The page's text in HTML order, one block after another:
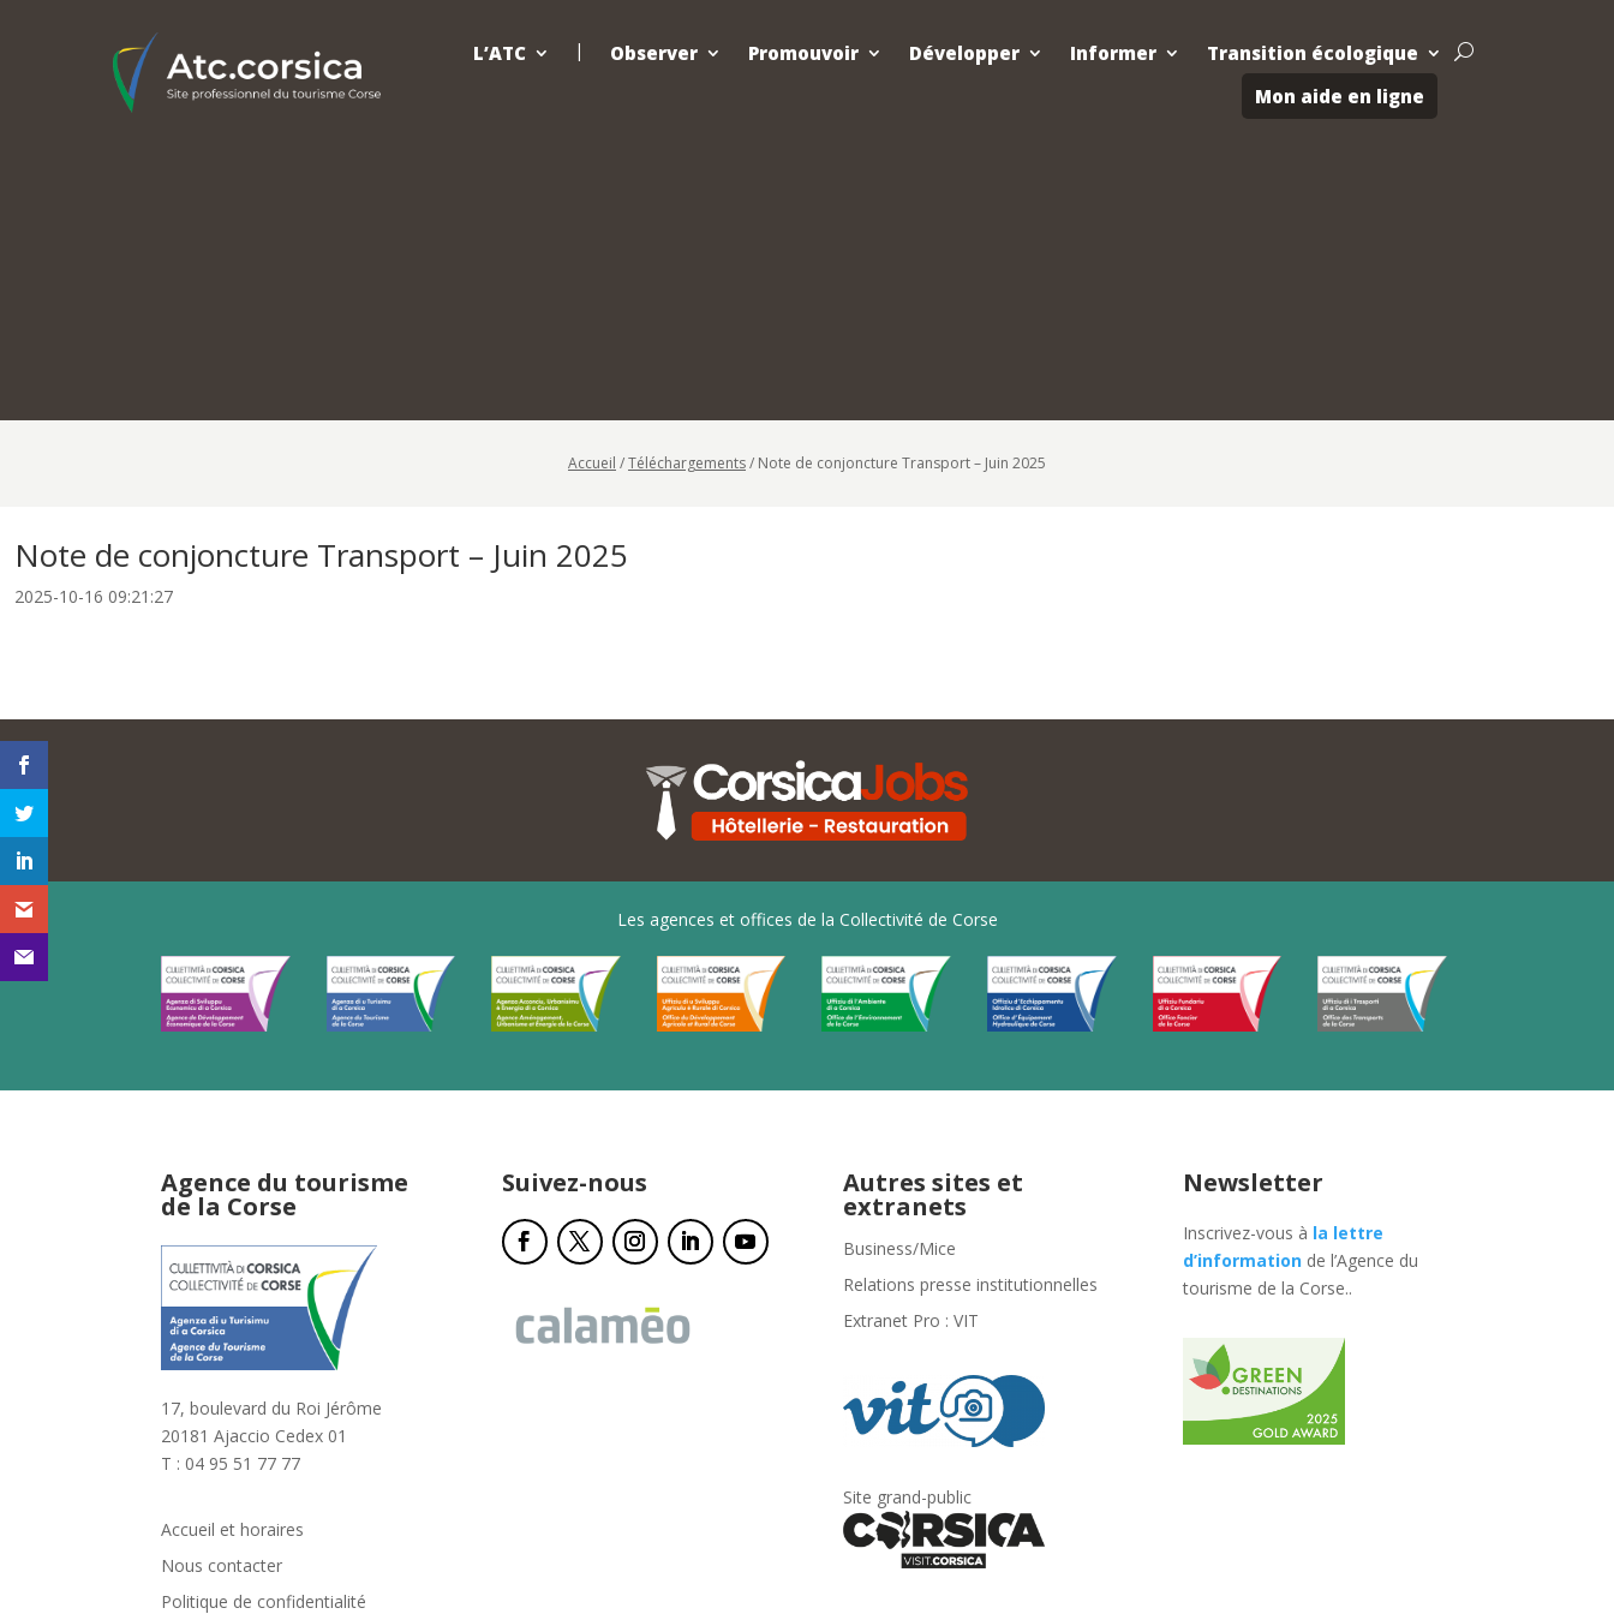
L’ATC Observer Promouvoir Développer Informer
Transition écologique
Mon aide en ligne
U
Accueil /Téléchargements/ Note de conjoncture Transport – Juin 2025
Note de conjoncture Transport – Juin 2025
2025-10-16 09:21:27
Les agences et offices de la Collectivité de Corse
Agence du tourisme
de la Corse
17, boulevard du Roi Jérôme
20181 Ajaccio Cedex 01
T : 04 95 51 77 77
Accueil et horaires
Nous contacter
Politique de confidentialité
Suivez-nous Autres sites et
extranets
Business/Mice
Relations presse institutionnelles
Extranet Pro : VIT
Site grand-public
Newsletter
Inscrivez-vous à la lettre
d’information de l’Agence du
tourisme de la Corse..